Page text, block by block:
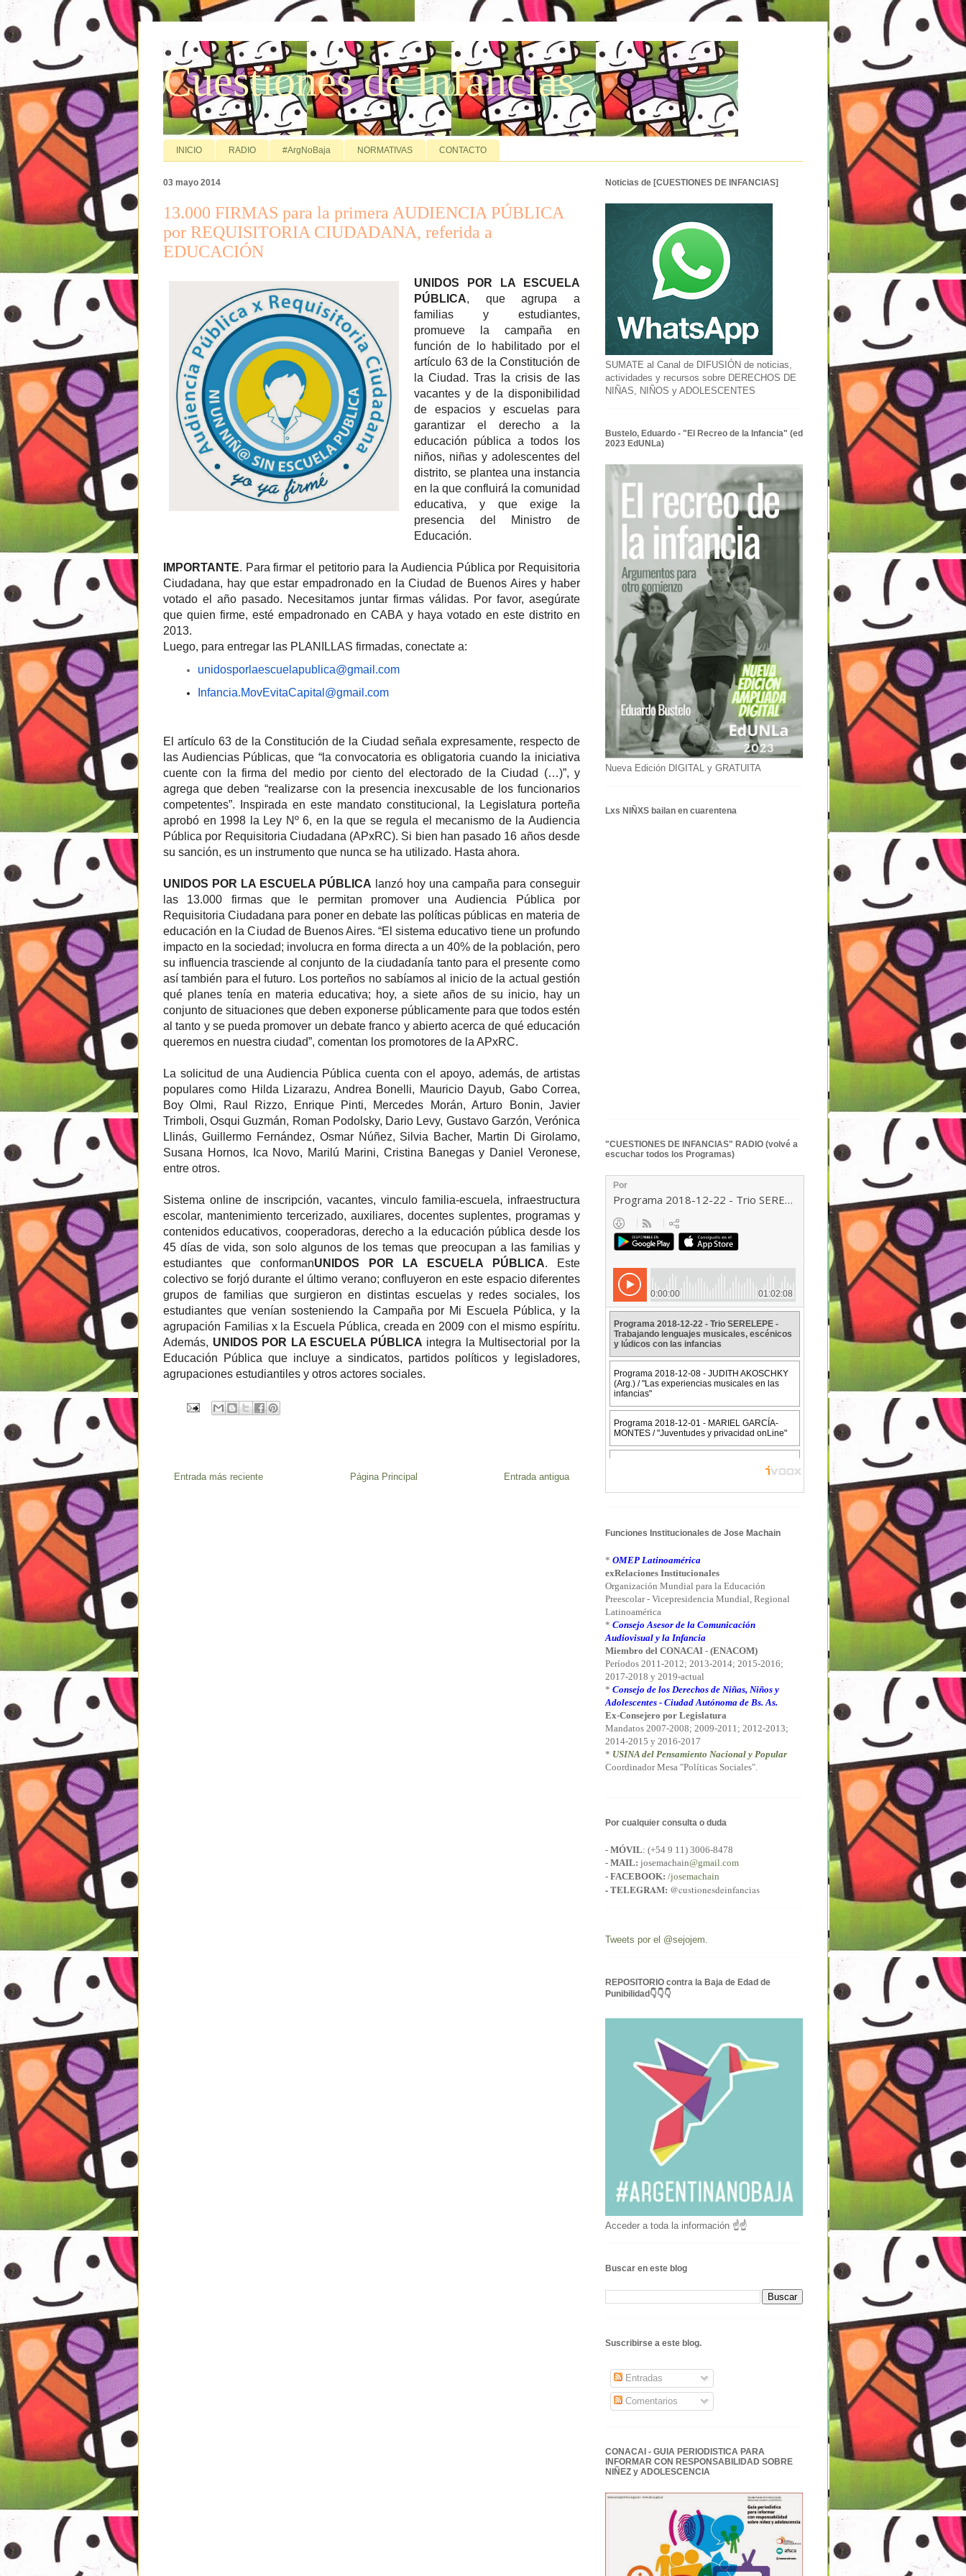
Cuestiones de Infancias
INICIO RADIO #ArgNoBaja NORMATIVAS CONTACTO
03 mayo 2014
13.000 FIRMAS para la primera AUDIENCIA PÚBLICA
por REQUISITORIA CIUDADANA, referida a
EDUCACIÓN
UNIDOS POR LA ESCUELA
PÚBLICA, que agrupa a
familias y estudiantes,
promueve la campaña en
función de lo habilitado por el
artículo 63 de la Constitución de
la Ciudad. Tras la crisis de las
vacantes y de la disponibilidad
de espacios y escuelas para
garantizar el derecho a la
educación pública a todos los
niños, niñas y adolescentes del
distrito, se plantea una instancia
en la que confluirá la comunidad
educativa, y que exige la
presencia del Ministro de
Educación.
IMPORTANTE. Para firmar el petitorio para la Audiencia Pública por Requisitoria
Ciudadana, hay que estar empadronado en la Ciudad de Buenos Aires y haber
votado el año pasado. Necesitamos juntar firmas válidas. Por favor, asegúrate
que quien firme, esté empadronado en CABA y haya votado en este distrito en
2013.
Luego, para entregar las PLANILLAS firmadas, conectate a:
unidosporlaescuelapublica@gmail.com
Infancia.MovEvitaCapital@gmail.com
El artículo 63 de la Constitución de la Ciudad señala expresamente, respecto de
las Audiencias Públicas, que “la convocatoria es obligatoria cuando la iniciativa
cuente con la firma del medio por ciento del electorado de la Ciudad (…)”, y
agrega que deben “realizarse con la presencia inexcusable de los funcionarios
competentes”. Inspirada en este mandato constitucional, la Legislatura porteña
aprobó en 1998 la Ley Nº 6, en la que se regula el mecanismo de la Audiencia
Pública por Requisitoria Ciudadana (APxRC). Si bien han pasado 16 años desde
su sanción, es un instrumento que nunca se ha utilizado. Hasta ahora.
UNIDOS POR LA ESCUELA PÚBLICA lanzó hoy una campaña para conseguir
las 13.000 firmas que le permitan promover una Audiencia Pública por
Requisitoria Ciudadana para poner en debate las políticas públicas en materia de
educación en la Ciudad de Buenos Aires. “El sistema educativo tiene un profundo
impacto en la sociedad; involucra en forma directa a un 40% de la población, pero
su influencia trasciende al conjunto de la ciudadanía tanto para el presente como
así también para el futuro. Los porteños no sabíamos al inicio de la actual gestión
qué planes tenía en materia educativa; hoy, a siete años de su inicio, hay un
conjunto de situaciones que deben exponerse públicamente para que todos estén
al tanto y se pueda promover un debate franco y abierto acerca de qué educación
queremos en nuestra ciudad”, comentan los promotores de la APxRC.
La solicitud de una Audiencia Pública cuenta con el apoyo, además, de artistas
populares como Hilda Lizarazu, Andrea Bonelli, Mauricio Dayub, Gabo Correa,
Boy Olmi, Raul Rizzo, Enrique Pinti, Mercedes Morán, Arturo Bonin, Javier
Trimboli, Osqui Guzmán, Roman Podolsky, Dario Levy, Gustavo Garzón, Verónica
Llinás, Guillermo Fernández, Osmar Núñez, Silvia Bacher, Martin Di Girolamo,
Susana Hornos, Ica Novo, Marilú Marini, Cristina Banegas y Daniel Veronese,
entre otros.
Sistema online de inscripción, vacantes, vinculo familia-escuela, infraestructura
escolar, mantenimiento tercerizado, auxiliares, docentes suplentes, programas y
contenidos educativos, cooperadoras, derecho a la educación pública desde los
45 días de vida, son solo algunos de los temas que preocupan a las familias y
estudiantes que conformanUNIDOS POR LA ESCUELA PÚBLICA. Este
colectivo se forjó durante el último verano; confluyeron en este espacio diferentes
grupos de familias que surgieron en distintas escuelas y redes sociales, los
estudiantes que venían sosteniendo la Campaña por Mi Escuela Pública, y la
agrupación Familias x la Escuela Pública, creada en 2009 con el mismo espíritu.
Además, UNIDOS POR LA ESCUELA PÚBLICA integra la Multisectorial por la
Educación Pública que incluye a sindicatos, partidos políticos y legisladores,
agrupaciones estudiantiles y otros actores sociales.
Entrada más reciente Entrada antigua
Página Principal
Noticias de [CUESTIONES DE INFANCIAS]
SUMATE al Canal de DIFUSIÓN de noticias,
actividades y recursos sobre DERECHOS DE
NIÑAS, NIÑOS y ADOLESCENTES
Bustelo, Eduardo - "El Recreo de la Infancia" (ed
2023 EdUNLa)
Nueva Edición DIGITAL y GRATUITA
Lxs NIÑXS bailan en cuarentena
"CUESTIONES DE INFANCIAS" RADIO (volvé a
escuchar todos los Programas)
Funciones Institucionales de Jose Machain
* OMEP Latinoamérica
exRelaciones Institucionales
Organización Mundial para la Educación
Preescolar - Vicepresidencia Mundial, Regional
Latinoamérica
* Consejo Asesor de la Comunicación
Audiovisual y la Infancia
Miembro del CONACAI - (ENACOM)
Períodos 2011-2012; 2013-2014; 2015-2016;
2017-2018 y 2019-actual
* Consejo de los Derechos de Niñas, Niños y
Adolescentes - Ciudad Autónoma de Bs. As.
Ex-Consejero por Legislatura
Mandatos 2007-2008; 2009-2011; 2012-2013;
2014-2015 y 2016-2017
* USINA del Pensamiento Nacional y Popular
Coordinador Mesa "Políticas Sociales".
Por cualquier consulta o duda
- MÓVIL: (+54 9 11) 3006-8478
- MAIL: josemachain@gmail.com
- FACEBOOK: /josemachain
- TELEGRAM: @custionesdeinfancias
Tweets por el @sejojem.
REPOSITORIO contra la Baja de Edad de
Punibilidad👇👇👇
Acceder a toda la información ☝☝
Buscar en este blog
Suscribirse a este blog.
Entradas
Comentarios
CONACAI - GUIA PERIODISTICA PARA
INFORMAR CON RESPONSABILIDAD SOBRE
NIÑEZ y ADOLESCENCIA